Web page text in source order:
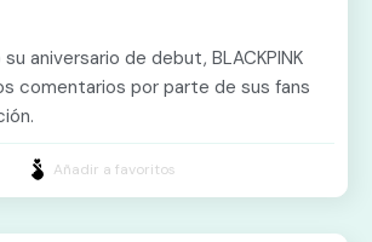
aniversario de debut, BLACKPINK
comentarios por parte de sus fans
Añadir a favoritos